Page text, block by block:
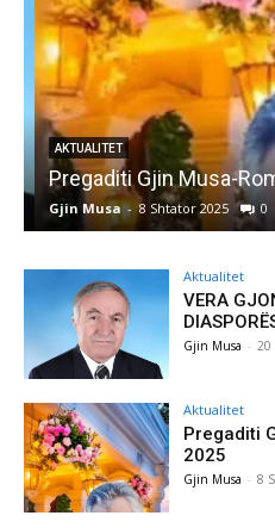
AKTUALITET
Pregaditi Gjin Musa-
Gjin Musa - 8 Shtator 2025 0
Aktualitet
VERA
Gjin Musa - 20
Aktualitet
Pregaditi
2025
Gjin Musa - 8